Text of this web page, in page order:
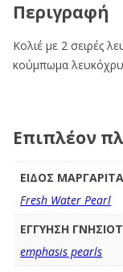
Περιγραφή
Κολιέ με 2 σειρές
κούμπωμα
Επιπλέον
ΕΙΔΟΣ
Fresh Water Pearl
ΕΓΓΥΗΣΗ
emphasis pearls